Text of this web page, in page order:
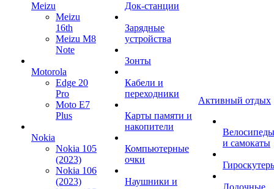
Meizu
Meizu
16th
Meizu M8
Note
Motorola
Edge 20
Pro
Moto E7
Plus
Nokia
Nokia 105
(2023)
Nokia 106
(2023)
Док-станции
Зарядные
устройства
Зонты
Кабели и
переходники
Карты памяти и
накопители
Компьютерные
очки
Наушники и
Активный отдых
Велосипеды
и самокаты
Лодочные